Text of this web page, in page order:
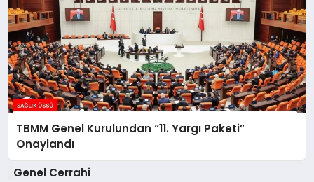
TBMM Genel Kurulundan “11. Yargı Paketi”
Onaylandı
Genel Cerrahi